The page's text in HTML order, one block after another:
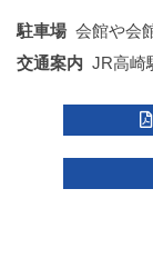
駐車場 会館や会
交通案内 JR高崎